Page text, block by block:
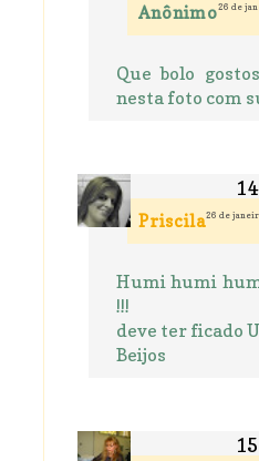
Anônimo26 de
Que bolo
nesta foto com
Priscila26 de
Humi humi
!!!
deve ter ficado
Beijos